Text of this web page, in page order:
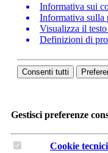
Informativa sui
Informativa sulla
Visualizza il
Definizioni di
Consenti tutti
Gestisci preferenze
Cookie